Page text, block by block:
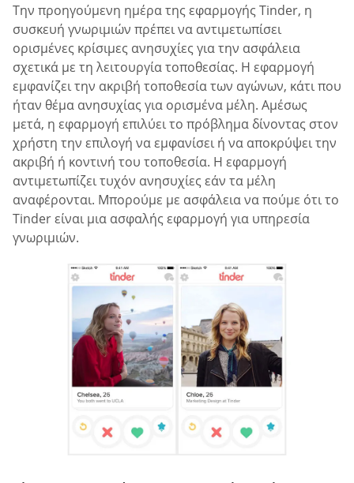
Την προηγούμενη ημέρα της εφαρμογής Tinder, η
συσκευή γνωριμιών πρέπει να αντιμετωπίσει
ορισμένες κρίσιμες ανησυχίες για την ασφάλεια
σχετικά με τη λειτουργία τοποθεσίας. Η εφαρμογή
εμφανίζει την ακριβή τοποθεσία των αγώνων, κάτι που
ήταν θέμα ανησυχίας για ορισμένα μέλη. Αμέσως
μετά, η εφαρμογή επιλύει το πρόβλημα δίνοντας στον
χρήστη την επιλογή να εμφανίσει ή να αποκρύψει την
ακριβή ή κοντινή του τοποθεσία. Η εφαρμογή
αντιμετωπίζει τυχόν ανησυχίες εάν τα μέλη
αναφέρονται. Μπορούμε με ασφάλεια να πούμε ότι το
Tinder είναι μια ασφαλής εφαρμογή για υπηρεσία
γνωριμιών.